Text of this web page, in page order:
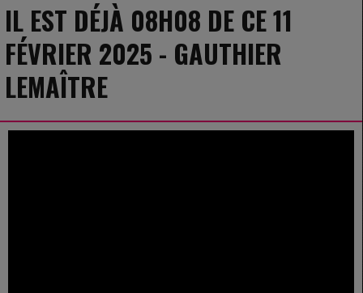
IL EST DÉJÀ 08H08 DE CE 11
FÉVRIER 2025 - GAUTHIER
LEMAÎTRE